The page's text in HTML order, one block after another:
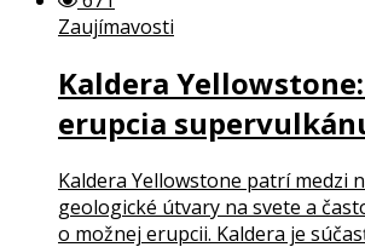
Zaujímavosti
Kaldera
erupcia
Kaldera Yellowstone patrí medzi
geologické útvary na svete a
o možnej erupcii. Kaldera je